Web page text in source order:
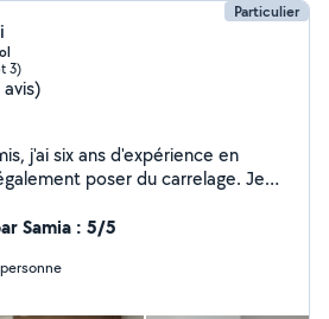
Particulier
3)
avis)
j'ai six ans d'expérience en
poser du carrelage. Je
Je vous rendrai tous
Mon travail sera garanti à
Samia : 5/5